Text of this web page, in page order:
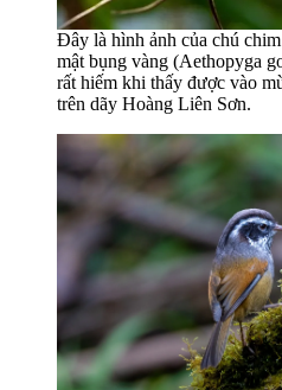
Đây là hình ảnh của chú
mật bụng vàng (Aethopyga
rất hiếm khi thấy được vào
trên dãy Hoàng Liên Sơn.